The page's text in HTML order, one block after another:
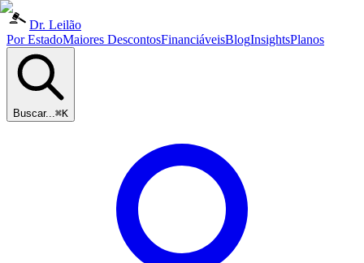
Dr. Leilão
Por EstadoMaiores DescontosFinanciáveisBlogInsightsPlanos
Buscar...⌘K